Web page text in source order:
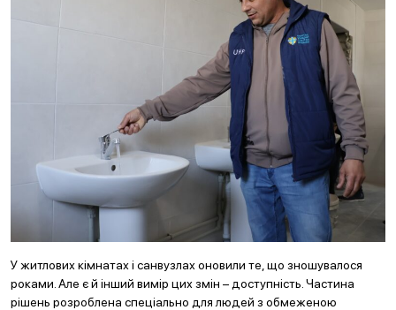
У житлових кімнатах і санвузлах оновили те, що зношувалося
роками. Але є й інший вимір цих змін – доступність. Частина
рішень розроблена спеціально для людей з обмеженою